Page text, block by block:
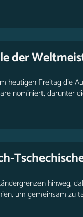
der
heutigen Freitag die
nominiert, darunter
hinweg,
um gemeinsam zu